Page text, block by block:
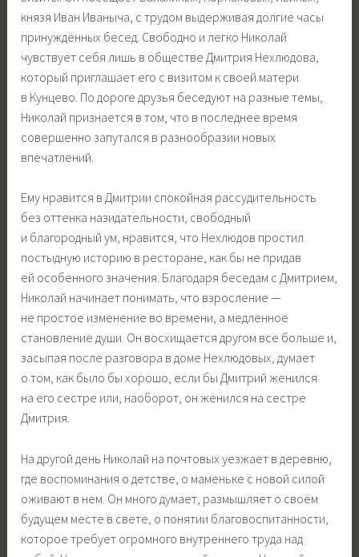
князя Иван Иваныча, с трудом выдерживая долгие часы
принуждённых бесед. Свободно и легко Николай
чувствует себя лишь в обществе Дмитрия Нехлюдова,
который приглашает его с визитом к своей матери
в Кунцево. По дороге друзья беседуют на разные темы,
Николай признается в том, что в последнее время
совершенно запутался в разнообразии новых
впечатлений.
Ему нравится в Дмитрии спокойная рассудительность
без оттенка назидательности, свободный
и благородный ум, нравится, что Нехлюдов простил
постыдную историю в ресторане, как бы не придав
ей особенного значения. Благодаря беседам с Дмитрием,
Николай начинает понимать, что взросление —
не простое изменение во времени, а медленное
становление души. Он восхищается другом все больше и,
засыпая после разговора в доме Нехлюдовых, думает
о том, как было бы хорошо, если бы Дмитрий женился
на его сестре или, наоборот, он женился на сестре
Дмитрия.
На другой день Николай на почтовых уезжает в деревню,
где воспоминания о детстве, о маменьке с новой силой
оживают в нем. Он много думает, размышляет о своём
будущем месте в свете, о понятии благовоспитанности,
которое требует огромного внутреннего труда над